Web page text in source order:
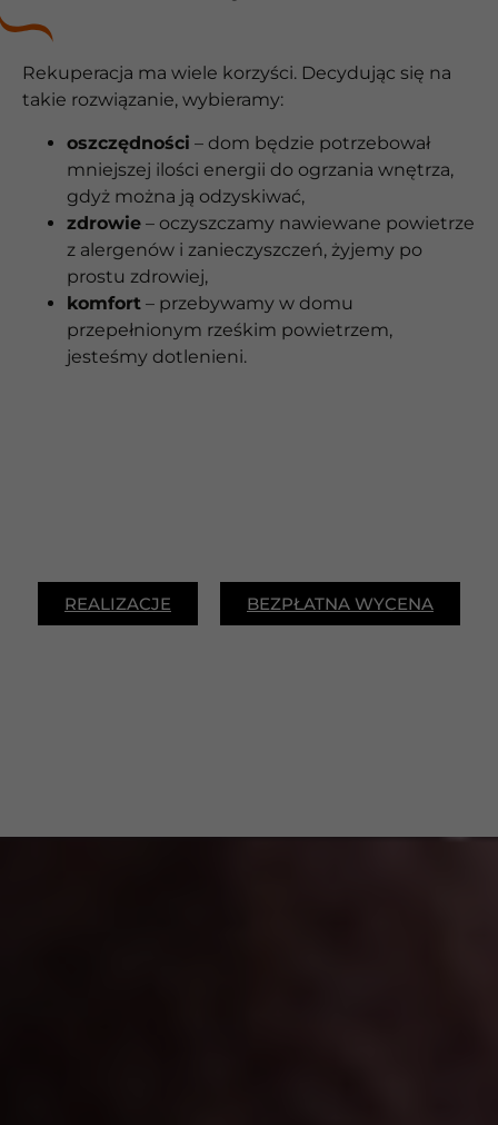
Rekuperacja ma wiele korzyści. Decydując się na
takie rozwiązanie, wybieramy:
oszczędności – dom będzie potrzebował
mniejszej ilości energii do ogrzania wnętrza,
gdyż można ją odzyskiwać,
zdrowie – oczyszczamy nawiewane powietrze
z alergenów i zanieczyszczeń, żyjemy po
prostu zdrowiej,
komfort – przebywamy w domu
przepełnionym rześkim powietrzem,
jesteśmy dotlenieni.
REALIZACJE BEZPŁATNA WYCENA